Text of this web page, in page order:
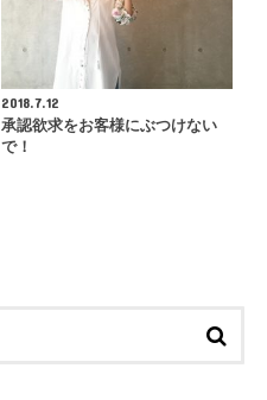
2018.7.12
承認欲求をお客様にぶつけない
で！